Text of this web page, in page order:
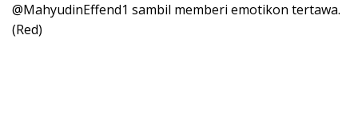
@MahyudinEffend1 sambil memberi emotikon tertawa.
(Red)